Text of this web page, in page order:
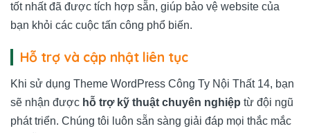
tốt nhất đã được tích hợp sẵn, giúp bảo vệ website của
bạn khỏi các cuộc tấn công phổ biến.
Hỗ trợ và cập nhật liên tục
Khi sử dụng Theme WordPress Công Ty Nội Thất 14, bạn
sẽ nhận được hỗ trợ kỹ thuật chuyên nghiệp từ đội ngũ
phát triển. Chúng tôi luôn sẵn sàng giải đáp mọi thắc mắc